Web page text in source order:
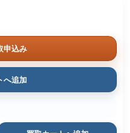
申込み
へ追加